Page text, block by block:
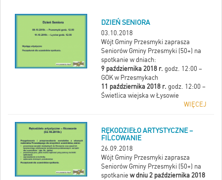
DZIEŃ SENIORA
03.10.2018
Wójt Gminy Przesmyki zaprasza
Seniorów Gminy Przesmyki (50+) na
spotkanie w dniach:
9 października 2018 r.godz. 12:00 –
GOK w Przesmykach
11 października 2018 r. godz. 12:00 –
Świetlica wiejska w Łysowie
WIĘCEJ
RĘKODZIEŁO ARTYSTYCZNE –
FILCOWANIE
26.09.2018
Wójt Gminy Przesmyki zaprasza
Seniorów Gminy Przesmyki (50+) na
spotkaniew dniu 2 października 2018